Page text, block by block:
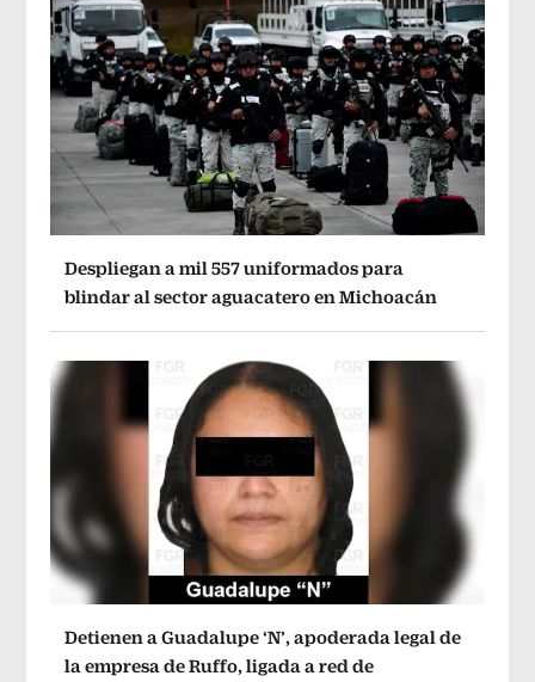
Despliegan a mil 557 uniformados para
blindar al sector aguacatero en Michoacán
Detienen a Guadalupe ‘N’, apoderada legal de
la empresa de Ruffo, ligada a red de